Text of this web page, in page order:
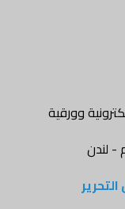
وورقية
- لندن